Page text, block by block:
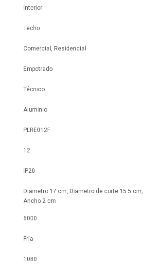
Interior
Techo
Comercial, Residencial
Empotrado
Técnico
Aluminio
PLRE012F
12
IP20
Diametro 17 cm, Diametro de corte 15.5 cm,
Ancho 2 cm
6000
Fría
1080